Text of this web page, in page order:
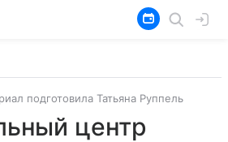
подготовила Татьяна Руппель
центр